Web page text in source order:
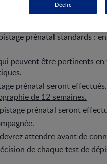
prénatal standards :
peuvent être pertinents
prénatal seront
de 12 semaines.
prénatal seront
attendre avant de
de chaque test de
Déclic